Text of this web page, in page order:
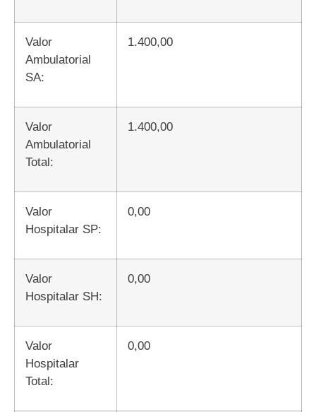
Valor
Ambulatorial
SA:
1.400,00
Valor
Ambulatorial
Total:
1.400,00
Valor
Hospitalar SP:
0,00
Valor
Hospitalar SH:
0,00
Valor
Hospitalar
Total:
0,00